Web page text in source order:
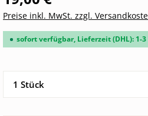
Preise inkl. MwSt. zzgl.
sofort verfügbar, Lieferzeit (DHL): 1-3
Produkt Anzahl: Gib den